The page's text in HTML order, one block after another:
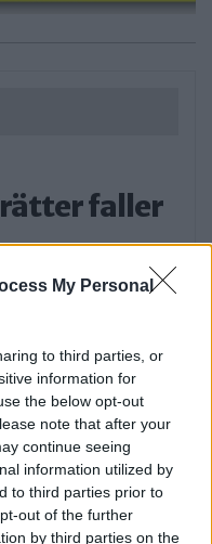
My Personal
to third parties, or
information for
the below opt-out
note that after your
continue seeing
information utilized by
to third parties prior to
out of the further
by third parties on the
faller
sjönk
intar
på